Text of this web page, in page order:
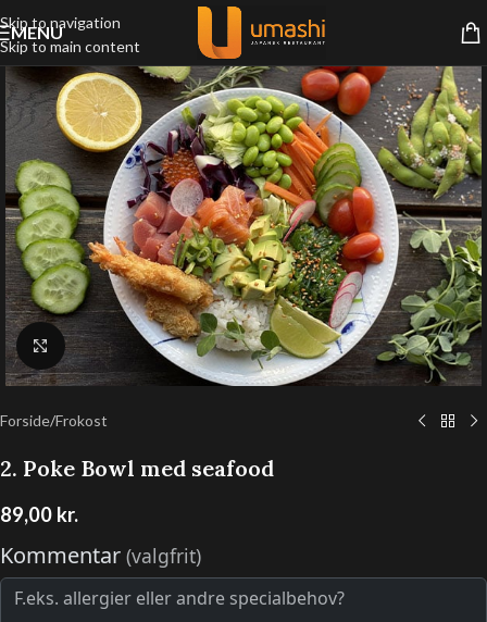
Skip to navigation
Skip to main content
MENU
Klik for at forstørre
Forside/Frokost
2. Poke Bowl med seafood
89,00 kr.